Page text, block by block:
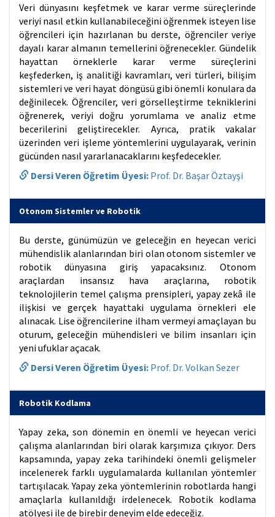
Veri dünyasını keşfetmek ve karar verme süreçlerinde
veriyi nasıl etkin kullanabileceğini öğrenmek isteyen lise
öğrencileri için hazırlanan bu derste, öğrenciler veriye
dayalı karar almanın temellerini öğrenecekler. Gündelik
hayattan örneklerle karar verme süreçlerini
keşfederken, iş analitiği kavramları, veri türleri, bilişim
sistemleri ve veri hayat döngüsü gibi önemli konulara da
değinilecek. Öğrenciler, veri görselleştirme tekniklerini
öğrenerek, veriyi doğru yorumlama ve analiz etme
becerilerini geliştirecekler. Ayrıca, pratik vakalar
üzerinden veri işleme yöntemlerini uygulayarak, verinin
gücünden nasıl yararlanacaklarını keşfedecekler.
Dersi Veren Öğretim Üyesi: Prof. Dr. Başar Öztayşi
Otonom Sistemler ve Robotik
Bu derste, günümüzün ve geleceğin en heyecan verici
mühendislik alanlarından biri olan otonom sistemler ve
robotik dünyasına giriş yapacaksınız. Otonom
araçlardan insansız hava araçlarına, robotik
teknolojilerin temel çalışma prensipleri, yapay zekâ ile
ilişkisi ve gerçek hayattaki uygulama örnekleri ele
alınacak. Lise öğrencilerine ilham vermeyi amaçlayan bu
oturum, geleceğin mühendisleri ve bilim insanları için
yeni ufuklar açacak.
Dersi Veren Öğretim Üyesi: Prof. Dr. Volkan Sezer
Robotik Kodlama
Yapay zeka, son dönemin en önemli ve heyecan verici
çalışma alanlarından biri olarak karşımıza çıkıyor. Ders
kapsamında, yapay zeka tarihindeki önemli gelişmeler
incelenerek farklı uygulamalarda kullanılan yöntemler
tartışılacak. Yapay zeka yöntemlerinin robotlarda hangi
amaçlarla kullanıldığı irdelenecek. Robotik kodlama
atölyesi ile de birebir deneyim elde edeceğiz.